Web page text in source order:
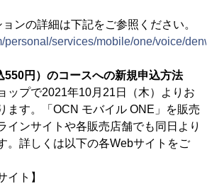
ンの詳細は下記をご参照ください。
personal/services/mobile/one/voice/
550円）のコースへの新規申込方法
ップで2021年10月21日（木）よりお
ます。「OCN モバイル ONE」を販売
インサイトや各販売店舗でも同日より
。詳しくは以下の各Webサイトをご
イト】